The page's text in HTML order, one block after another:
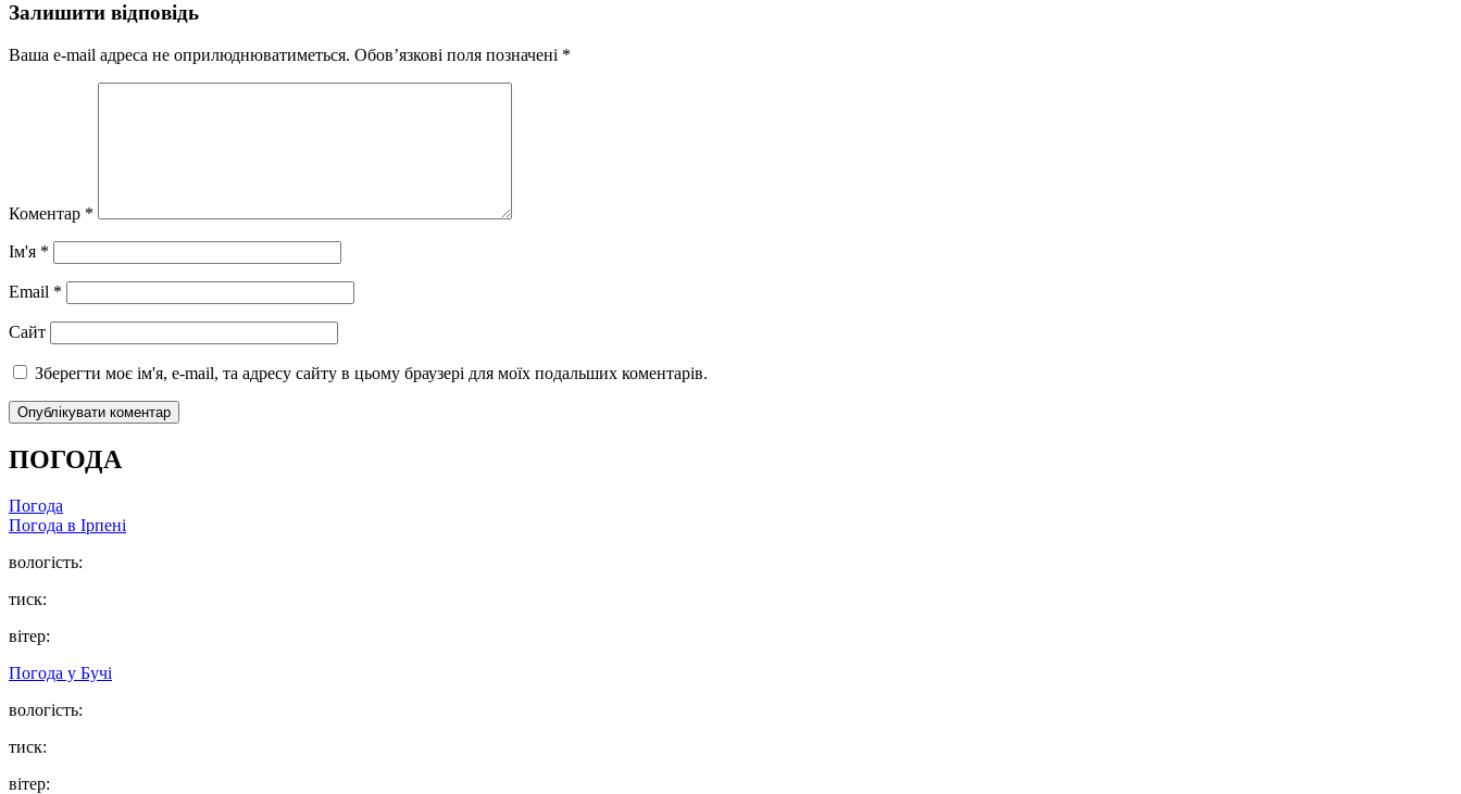
Залишити відповідь
Ваша e-mail адреса не оприлюднюватиметься. Обов’язкові поля позначені *
Коментар *
Ім'я *
Email *
Сайт
Зберегти моє ім'я, e-mail, та адресу сайту в цьому браузері для моїх подальших коментарів.
ПОГОДА
Погода
Погода в Ірпені
вологість:
тиск:
вітер:
Погода у Бучі
вологість:
тиск:
вітер: